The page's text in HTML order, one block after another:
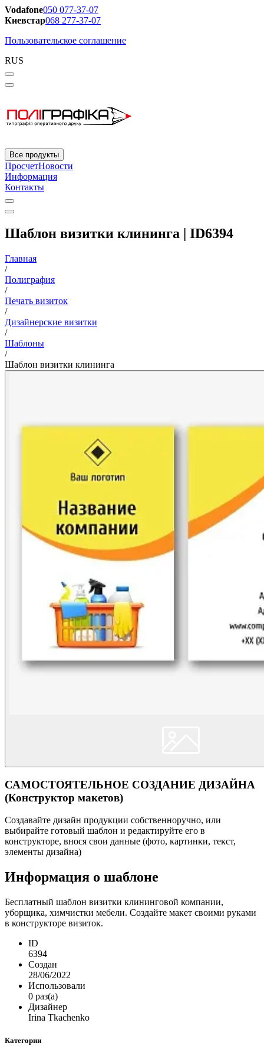
Vodafone050 077-37-07
Киевстар068 277-37-07
Пользовательское соглашение
RUS
Все продукты
ПросчетНовости
Информация
Контакты
Шаблон визитки клининга | ID6394
Главная
/
Полиграфия
/
Печать визиток
/
Дизайнерские визитки
/
Шаблоны
/
Шаблон визитки клининга
САМОСТОЯТЕЛЬНОЕ СОЗДАНИЕ ДИЗАЙНА
(Конструктор макетов)
Создавайте дизайн продукции собственноручно, или
выбирайте готовый шаблон и редактируйте его в
конструкторе, внося свои данные (фото, картинки, текст,
элементы дизайна)
Информация о шаблоне
Бесплатный шаблон визитки клининговой компании,
уборщика, химчистки мебели. Создайте макет своими руками
в конструкторе визиток.
ID
6394
Создан
28/06/2022
Использовали
0 раз(а)
Дизайнер
Irina Tkachenko
Категории